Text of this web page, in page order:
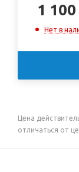
1 100
Нет в
Цена
отличаться от